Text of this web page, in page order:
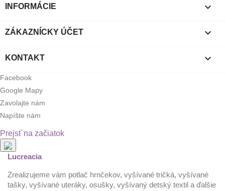
INFORMÁCIE 
ZÁKAZNÍCKY ÚČET 
KONTAKT 
Facebook
Google Mapy
Zavolajte nám
Napíšte nám
Prejsť na začiatok
Lucreacia
Zrealizujeme vám potlač hrnčekov, vyšívané tričká, vyšívané
tašky, vyšívané uteráky, osušky, vyšívaný detský textil a ďalšie